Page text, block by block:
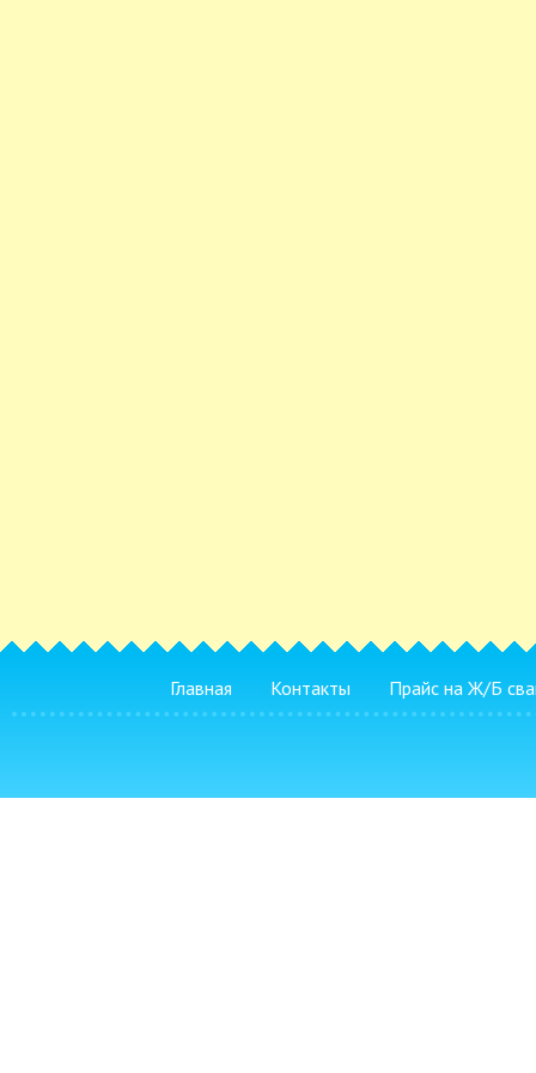
Главная Контакты Прайс на Ж/Б